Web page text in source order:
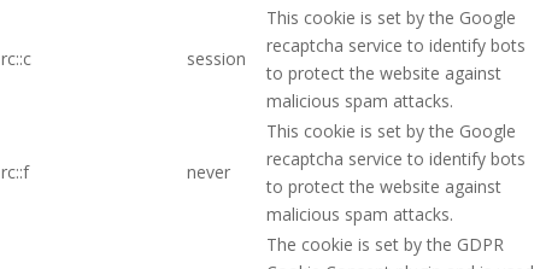
rc::c session
This cookie is set by the Google
recaptcha service to identify bots
to protect the website against
malicious spam attacks.
rc::f never
This cookie is set by the Google
recaptcha service to identify bots
to protect the website against
malicious spam attacks.
The cookie is set by the GDPR